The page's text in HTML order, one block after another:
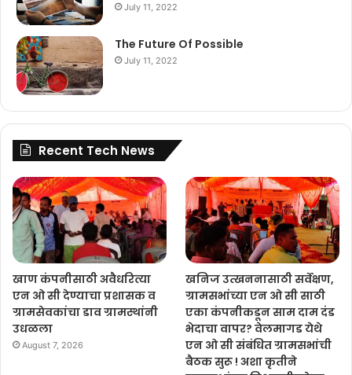
July 11, 2022
The Future Of Possible
July 11, 2022
Recent Tech News
खाण कंपनीसाठी अवैधरित्या
एन ओ सी देण्याचा प्रशासक व
ग्रामसेवकांचा डाव ग्रामस्थांनी
उधळला
August 7, 2026
खनिज उत्खननासाठी सर्वेक्षण,
ग्रामसभांच्या एन ओ सी साठी
एका कंपनीकडून साम दाम दंड
भेदाचा वापर? वेलमागड येथे
एन ओ सी संबंधित ग्रामसभांची
बैठक सुरू ! अशा कृतीने